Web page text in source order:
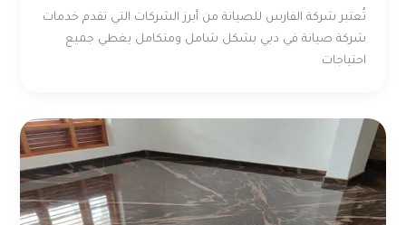
تُعتبر شركة الفارس للصيانة من أبرز الشركات التي تقدم خدمات
شركة صيانة في دبي بشكل شامل ومتكامل يغطي جميع
احتياجات